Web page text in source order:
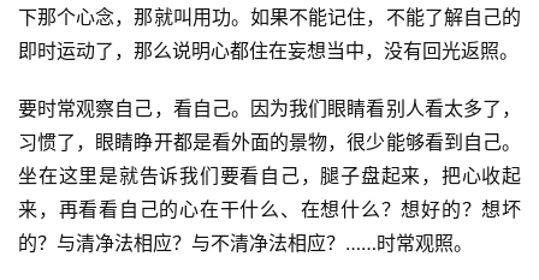
八
僧
音
高
僧
访
下那个心念，那就叫用功。如果不能记住，不能了解自己的
即时运动了，那么说明心都住在妄想当中，没有回光返照。
要时常观察自己，看自己。因为我们眼睛看别人看太多了，
习惯了，眼睛睁开都是看外面的景物，很少能够看到自己。
坐在这里是就告诉我们要看自己，腿子盘起来，把心收起
来，再看看自己的心在干什么、在想什么？想好的？想坏
的？与清净法相应？与不清净法相应？……时常观照。